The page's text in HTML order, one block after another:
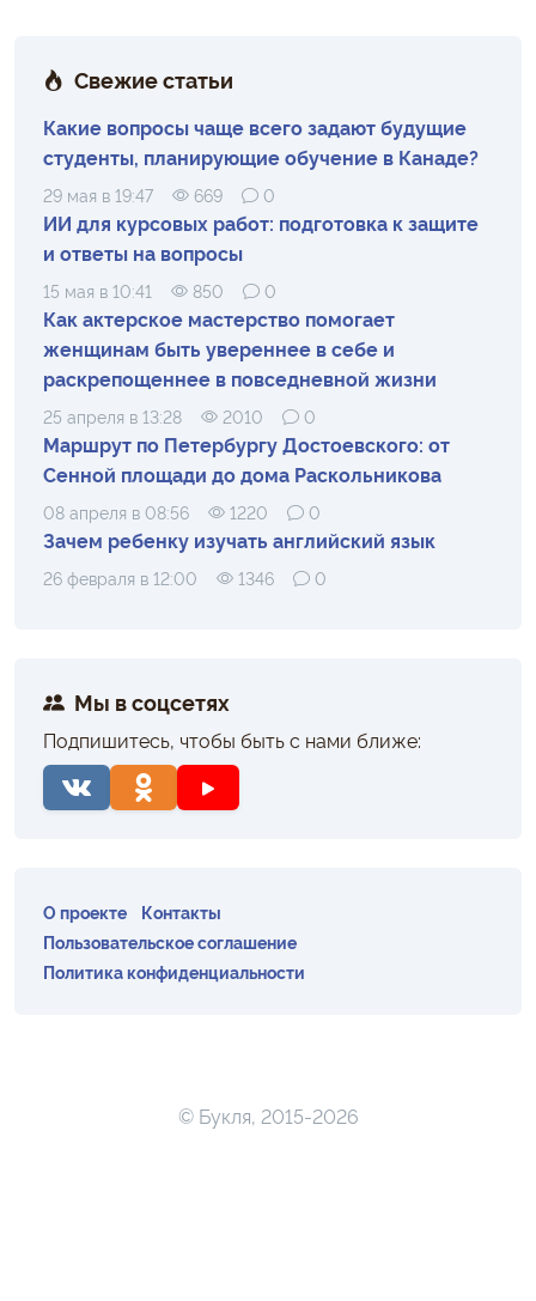
Свежие статьи
Какие вопросы чаще всего задают будущие
студенты, планирующие обучение в Канаде?
29 мая в 19:47 669 0
ИИ для курсовых работ: подготовка к защите
и ответы на вопросы
15 мая в 10:41 850 0
Как актерское мастерство помогает
женщинам быть увереннее в себе и
раскрепощеннее в повседневной жизни
25 апреля в 13:28 2010 0
Маршрут по Петербургу Достоевского: от
Сенной площади до дома Раскольникова
08 апреля в 08:56 1220 0
Зачем ребенку изучать английский язык
26 февраля в 12:00 1346 0
Мы в соцсетях
Подпишитесь, чтобы быть с нами ближе:
О проекте
Контакты
Пользовательское соглашение
Политика конфиденциальности
© Букля, 2015-2026